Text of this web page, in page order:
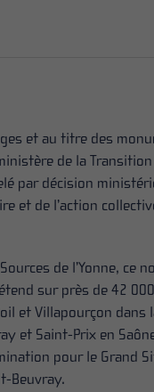
et au titre des
de la
par décision
et de l’action
de l’Yonne, ce
sur près de 42
et Villapourçon dans
et Saint-Prix en
pour le Grand
Beuvray.